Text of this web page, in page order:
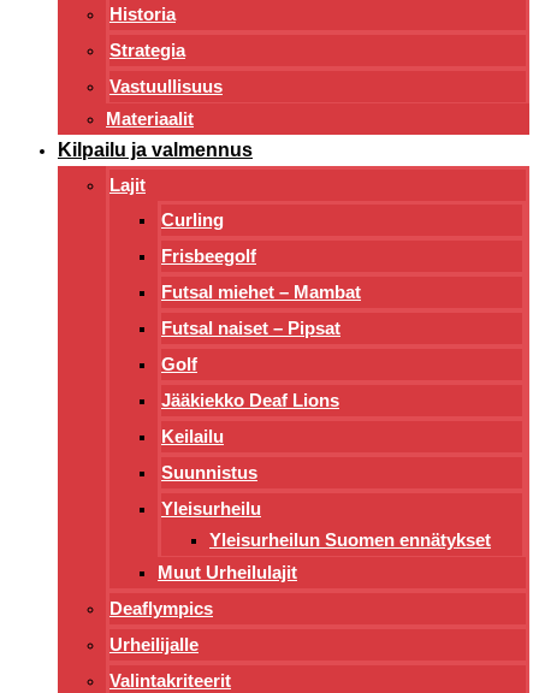
Historia
Strategia
Vastuullisuus
Materiaalit
Kilpailu ja valmennus
Lajit
Curling
Frisbeegolf
Futsal miehet – Mambat
Futsal naiset – Pipsat
Golf
Jääkiekko Deaf Lions
Keilailu
Suunnistus
Yleisurheilu
Yleisurheilun Suomen ennätykset
Muut Urheilulajit
Deaflympics
Urheilijalle
Valintakriteerit